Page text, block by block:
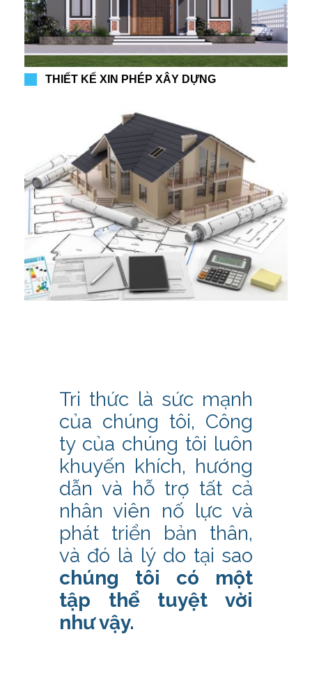
THIẾT KẾ XIN PHÉP XÂY DỰNG
Tri thức là sức mạnh
của chúng tôi, Công
ty của chúng tôi luôn
khuyến khích, hướng
dẫn và hỗ trợ tất cả
nhân viên nố lực và
phát triển bản thân,
và đó là lý do tại sao
chúng tôi có một
tập thể tuyệt vời
như vậy.